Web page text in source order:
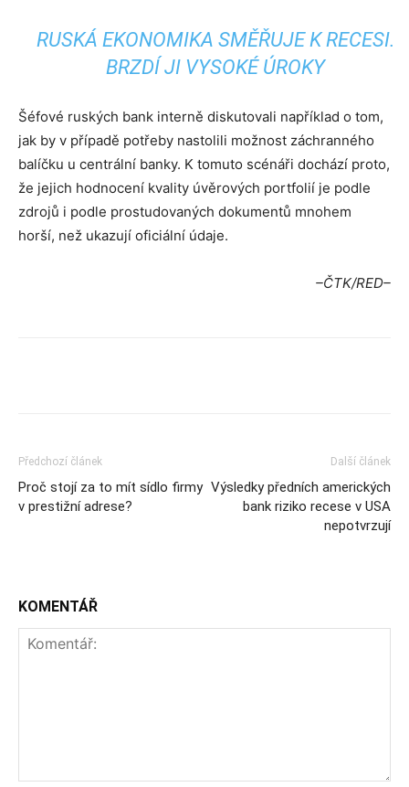
RUSKÁ EKONOMIKA SMĚŘUJE K RECESI.
BRZDÍ JI VYSOKÉ ÚROKY
Šéfové ruských bank interně diskutovali například o tom,
jak by v případě potřeby nastolili možnost záchranného
balíčku u centrální banky. K tomuto scénáři dochází proto,
že jejich hodnocení kvality úvěrových portfolií je podle
zdrojů i podle prostudovaných dokumentů mnohem
horší, než ukazují oficiální údaje.
–ČTK/RED–
Předchozí článek
Proč stojí za to mít sídlo firmy
v prestižní adrese?
Další článek
Výsledky předních amerických
bank riziko recese v USA
nepotvrzují
KOMENTÁŘ